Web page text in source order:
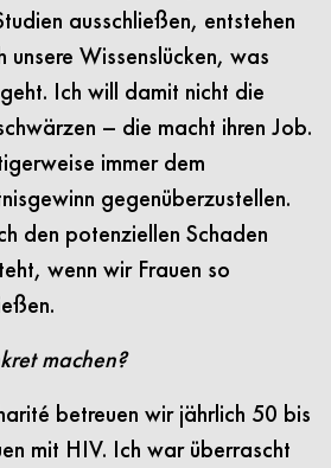
ausschließen, entstehen
unsere Wissenslücken, was
Ich will damit nicht die
– die macht ihren Job.
immer dem
gegenüberzustellen.
den potenziellen Schaden
wenn wir Frauen so
machen?
betreuen wir jährlich 50 bis
mit HIV. Ich war überrascht